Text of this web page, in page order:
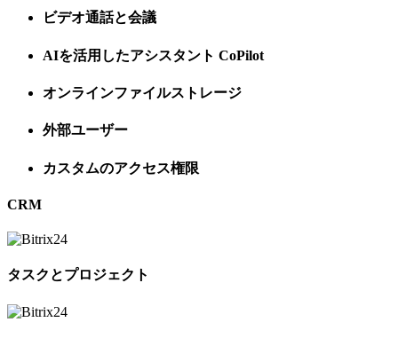
ビデオ通話と会議
AIを活用したアシスタント CoPilot
オンラインファイルストレージ
外部ユーザー
カスタムのアクセス権限
CRM
タスクとプロジェクト